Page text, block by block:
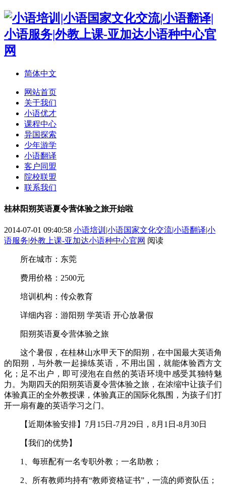
简体中文
网站首页
关于我们
小语优才
课程中心
异国探索
少年游学
小语翻译
客户同盟
院校联盟
联系我们
桂林阳朔英语夏令营体验之旅开始啦
2014-07-01 09:40:58 小语培训|小语国家文化交流|小语翻译|小
语服务|外教上课-亚加达小语种中心官网 阅读
所在城市：东莞
费用价格：2500元
培训机构：传众教育
详细内容：游阳朔 学英语 开心放暑假
阳朔英语夏令营体验之旅
这个暑假，在桂林山水甲天下的阳朔，在中国最大英语角
的阳朔，与外教一起操练英语，不用出国，就能体验西方文
化；足不出户，即可浸泡在自然的英语环境中感受其独特魅
力。为期四天的阳朔英语夏令营体验之旅，在浓缩中让孩子们
体验真正的全外教授课，体验真正的国际化氛围，为孩子们打
开一扇有趣的英语学习之门。
【近期体验安排】7月15日-7月29日，8月1日-8月30日
【我们的优势】
1、每班配有一名专职外教；一名助教；
2、所有教师均持有“教师资格证书”，一流的师资队伍；